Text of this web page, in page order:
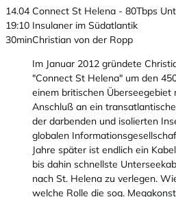
14.04
19:10
30min
Connect St Helena - 80Tbps
Insulaner im Südatlantik
Christian von der Ropp
Im Januar 2012 gründete
"Connect St Helena" um den
einem britischen Überseegebiet
Anschluß an ein
der darbenden und isolierten
globalen
Jahre später ist endlich ein
bis dahin schnellste
nach St. Helena zu verlegen.
welche Rolle die sog.